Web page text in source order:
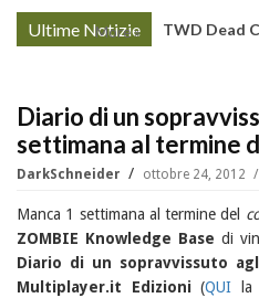
Ultime Notizie
More »
TWD Dead
Diario di un
settimana al termine
DarkSchneider ottobre 24, 2012
Manca 1 settimana al termine del
ZOMBIE Knowledge Base di
Diario di un sopravvissuto
Multiplayer.it Edizioni (QUI la